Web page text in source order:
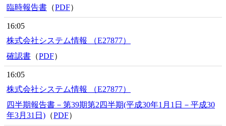
臨時報告書 （PDF）
16:05
株式会社システム情報 （E27877）
確認書 （PDF）
16:05
株式会社システム情報 （E27877）
四半期報告書－第39期第2四半期(平成30年1月1日－平成30
年3月31日) （PDF）